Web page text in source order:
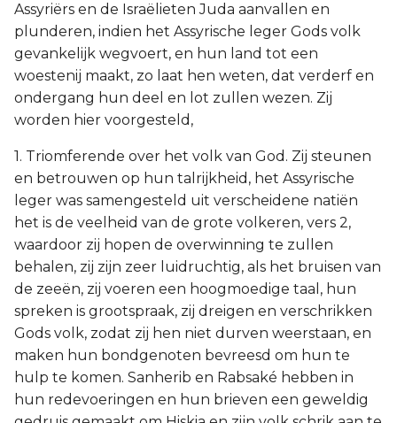
Assyriërs en de Israëlieten Juda aanvallen en
plunderen, indien het Assyrische leger Gods volk
gevankelijk wegvoert, en hun land tot een
woestenij maakt, zo laat hen weten, dat verderf en
ondergang hun deel en lot zullen wezen. Zij
worden hier voorgesteld,
1. Triomferende over het volk van God. Zij steunen
en betrouwen op hun talrijkheid, het Assyrische
leger was samengesteld uit verscheidene natiën
het is de veelheid van de grote volkeren, vers 2,
waardoor zij hopen de overwinning te zullen
behalen, zij zijn zeer luidruchtig, als het bruisen van
de zeeën, zij voeren een hoogmoedige taal, hun
spreken is grootspraak, zij dreigen en verschrikken
Gods volk, zodat zij hen niet durven weerstaan, en
maken hun bondgenoten bevreesd om hun te
hulp te komen. Sanherib en Rabsaké hebben in
hun redevoeringen en hun brieven een geweldig